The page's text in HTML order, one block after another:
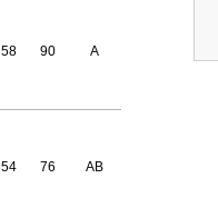
58 90 A
54 76 AB